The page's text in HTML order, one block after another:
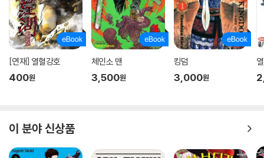
[연재] 열혈강호
400원
체인소 맨
3,500원
킹덤
3,000원
이 분야 신상품